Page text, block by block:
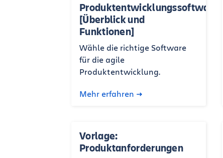
Produktentwicklungssoftware
[Überblick und
Funktionen]
Wähle die richtige Software
für die agile
Produktentwicklung.
Mehr erfahren
Vorlage:
Produktanforderungen